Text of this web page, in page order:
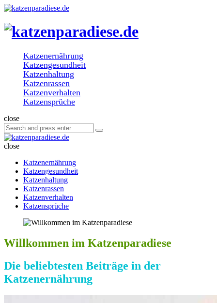
Menu
Katzenernährung
Katzengesundheit
Katzenhaltung
Katzenrassen
Katzenverhalten
Katzensprüche
Search
close
Search
for:
Search
katzenparadiese.de
close
Katzenernährung
Katzengesundheit
Katzenhaltung
Katzenrassen
Katzenverhalten
Katzensprüche
Willkommen im Katzenparadiese
Die beliebtesten Beiträge in der
Katzenernährung